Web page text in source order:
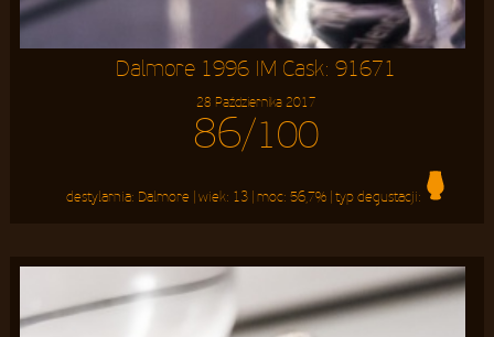
Dalmore 1996 IM Cask: 91671
28 Października 2017
86/100
destylarnia: Dalmore | wiek: 13| moc: 56,7%| typ degustacji: